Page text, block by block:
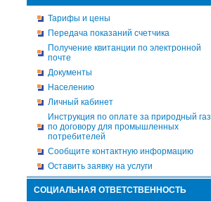
Тарифы и цены
Передача показаний счетчика
Получение квитанции по электронной
почте
Документы
Населению
Личный кабинет
Инструкция по оплате за природный газ
по договору для промышленных
потребителей
Сообщите контактную информацию
Оставить заявку на услуги
СОЦИАЛЬНАЯ ОТВЕТСТВЕННОСТЬ